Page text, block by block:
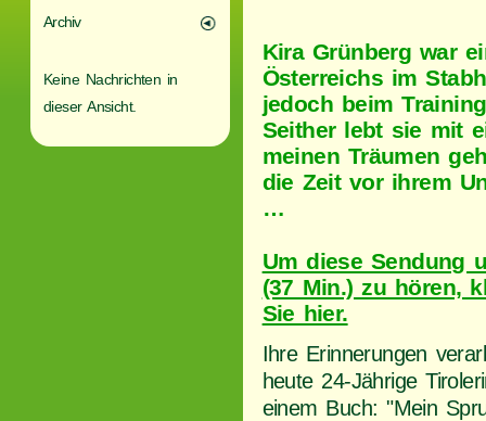
Archiv
Keine Nachrichten in
dieser Ansicht.
Kira Grünberg war
Österreichs im
jedoch beim
Seither lebt sie mit
meinen Träumen
die Zeit vor ihrem
…
Um diese Sendung
(37 Min.) zu hören,
Sie hier.
Ihre Erinnerungen
heute 24-Jährige
einem Buch: "Mein